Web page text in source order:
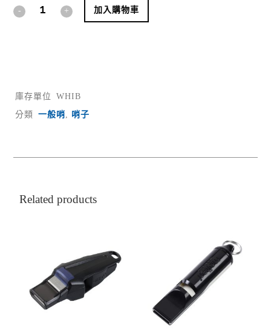
加入購物車
庫存單位
WHIB
分類
一般哨, 哨子
Related products